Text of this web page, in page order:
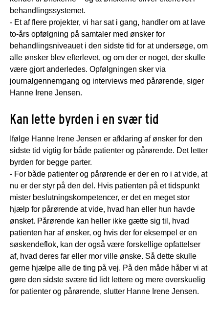
behandlingssystemet.
- Et af flere projekter, vi har sat i gang, handler om at lave
to-års opfølgning på samtaler med ønsker for
behandlingsniveauet i den sidste tid for at undersøge, om
alle ønsker blev efterlevet, og om der er noget, der skulle
være gjort anderledes. Opfølgningen sker via
journalgennemgang og interviews med pårørende, siger
Hanne Irene Jensen.
Kan lette byrden i en svær tid
Ifølge Hanne Irene Jensen er afklaring af ønsker for den
sidste tid vigtig for både patienter og pårørende. Det letter
byrden for begge parter.
- For både patienter og pårørende er der en ro i at vide, at
nu er der styr på den del. Hvis patienten på et tidspunkt
mister beslutningskompetencer, er det en meget stor
hjælp for pårørende at vide, hvad han eller hun havde
ønsket. Pårørende kan heller ikke gætte sig til, hvad
patienten har af ønsker, og hvis der for eksempel er en
søskendeflok, kan der også være forskellige opfattelser
af, hvad deres far eller mor ville ønske. Så dette skulle
gerne hjælpe alle de ting på vej. På den måde håber vi at
gøre den sidste svære tid lidt lettere og mere overskuelig
for patienter og pårørende, slutter Hanne Irene Jensen.